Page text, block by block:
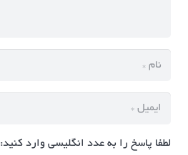
لطفا پاسخ را به عدد انگلیسی وارد کنید: